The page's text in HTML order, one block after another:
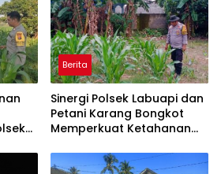
Berita
Sinergi Polsek Labuapi dan
Petani Karang Bongkot
Memperkuat Ketahanan